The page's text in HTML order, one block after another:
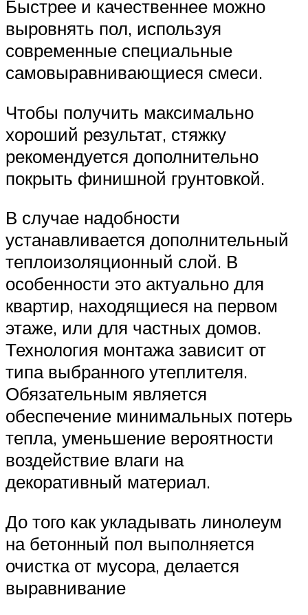
Быстрее и качественнее можно
выровнять пол, используя
современные специальные
самовыравнивающиеся смеси.
Чтобы получить максимально
хороший результат, стяжку
рекомендуется дополнительно
покрыть финишной грунтовкой.
В случае надобности
устанавливается дополнительный
теплоизоляционный слой. В
особенности это актуально для
квартир, находящиеся на первом
этаже, или для частных домов.
Технология монтажа зависит от
типа выбранного утеплителя.
Обязательным является
обеспечение минимальных потерь
тепла, уменьшение вероятности
воздействие влаги на
декоративный материал.
До того как укладывать линолеум
на бетонный пол выполняется
очистка от мусора, делается
выравнивание